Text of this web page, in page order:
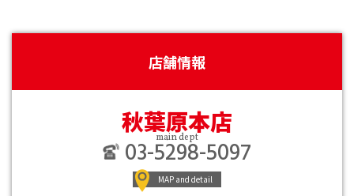
店舗情報
秋葉原本店
main dept
03-5298-5097
MAP and detail